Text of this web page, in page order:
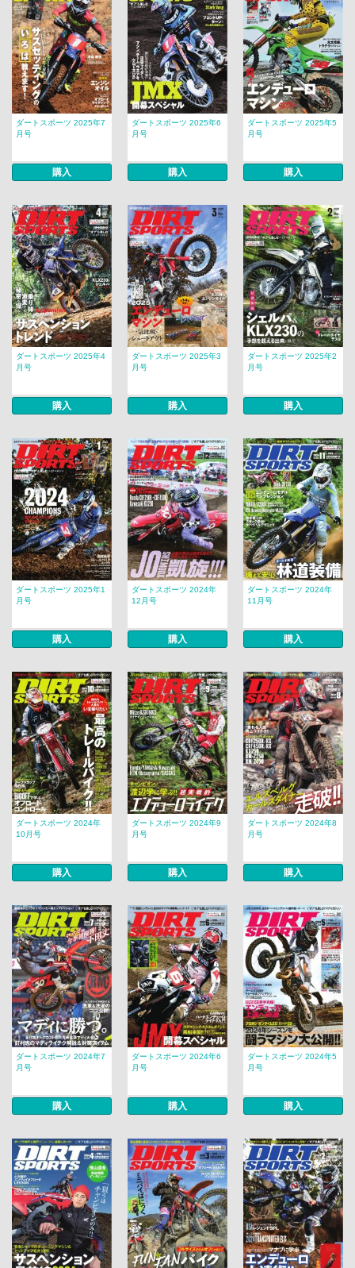
ダートスポーツ 2025年7
月号
購入
ダートスポーツ 2025年6
月号
購入
ダートスポーツ 2025年5
月号
購入
ダートスポーツ 2025年4
月号
購入
ダートスポーツ 2025年3
月号
購入
ダートスポーツ 2025年2
月号
購入
ダートスポーツ 2025年1
月号
購入
ダートスポーツ 2024年
12月号
購入
ダートスポーツ 2024年
11月号
購入
ダートスポーツ 2024年
10月号
購入
ダートスポーツ 2024年9
月号
購入
ダートスポーツ 2024年8
月号
購入
ダートスポーツ 2024年7
月号
購入
ダートスポーツ 2024年6
月号
購入
ダートスポーツ 2024年5
月号
購入